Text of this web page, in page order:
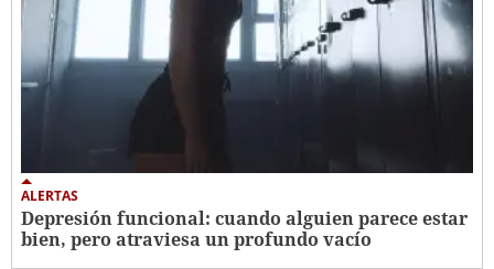
ALERTAS
Depresión funcional: cuando alguien parece estar
bien, pero atraviesa un profundo vacío